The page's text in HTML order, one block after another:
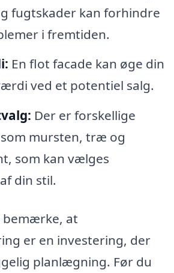
fugtskader kan forhindre
i fremtiden.
En flot facade kan øge din
ved et potentiel salg.
Der er forskellige
mursten, træ og
som kan vælges
din stil.
at
er en investering, der
planlægning. Før du